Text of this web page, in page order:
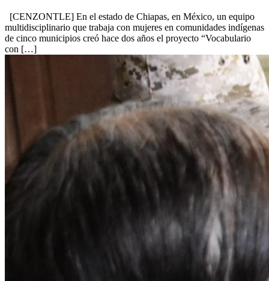
[CENZONTLE] En el estado de Chiapas, en México, un equipo
multidisciplinario que trabaja con mujeres en comunidades indígenas
de cinco municipios creó hace dos años el proyecto “Vocabulario
con […]